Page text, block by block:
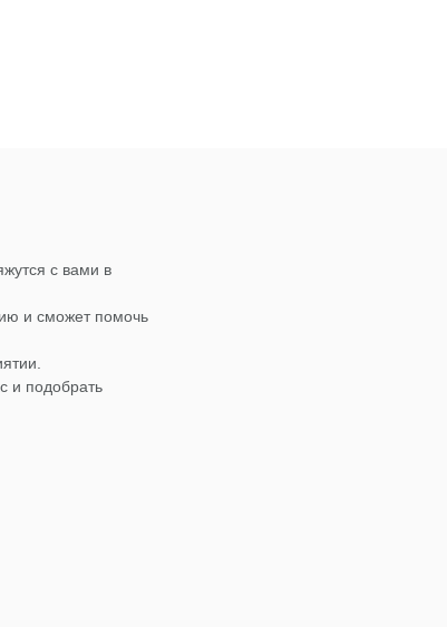
с вами в
и сможет помочь
и подобрать